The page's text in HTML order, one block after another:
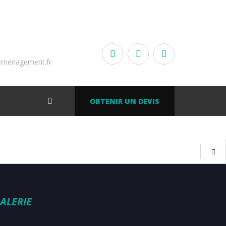
OBTENIR UN DEVIS